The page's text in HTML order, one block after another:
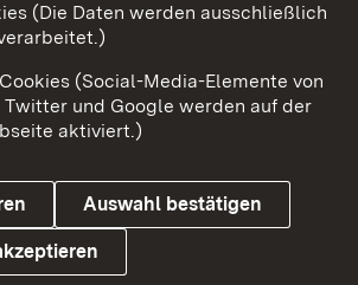
Barrierefreiheit
Cookies
(Die Daten werden ausschließlich
(Social-Media-Elemente von
Twitter und Google werden auf der
aktiviert.)
Auswahl bestätigen